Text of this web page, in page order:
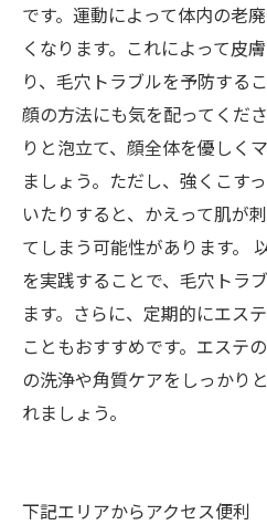
です。運動によって体内の老
くなります。これによって皮
り、毛穴トラブルを予防する
顔の方法にも気を配ってくだ
りと泡立て、顔全体を優しく
ましょう。ただし、強くこす
いたりすると、かえって肌が
てしまう可能性があります。
を実践することで、毛穴トラ
ます。さらに、定期的にエス
こともおすすめです。エステ
の洗浄や角質ケアをしっかり
れましょう。
下記エリアからアクセス便利